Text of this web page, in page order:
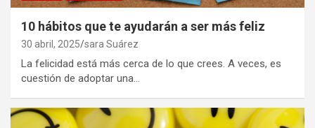
10 hábitos que te ayudarán a ser más feliz
30 abril, 2025 sara Suárez
La felicidad está más cerca de lo que crees. A veces, es
cuestión de adoptar una…